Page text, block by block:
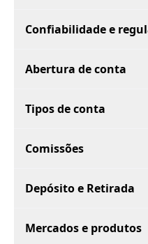
Confiabilidade e
Abertura de conta
Tipos de conta
Comissões
Depósito e Retirada
Mercados e produtos